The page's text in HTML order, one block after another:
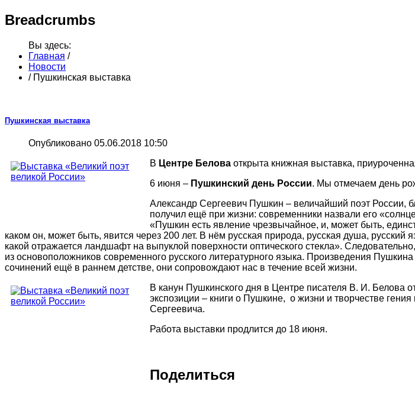
Breadcrumbs
Вы здесь:
Главная /
Новости
/ Пушкинская выставка
Пушкинская выставка
Опубликовано 05.06.2018 10:50
В Центре Белова открыта книжная выставка,
6 июня – Пушкинский день России. Мы отмечаем день
Александр Сергеевич Пушкин – величайший поэт России,
получил ещё при жизни: современники назвали его
«Пушкин есть явление чрезвычайное, и, может быть,
каком он, может быть, явится через 200 лет. В нём русская природа, русская душа, русский
какой отражается ландшафт на выпуклой поверхности оптического стекла».
из основоположников современного русского литературного языка. Произведения
сочинений ещё в раннем детстве, они сопровождают нас в течение всей жизни.
В канун Пушкинского дня в Центре писателя В. И. Белова
экспозиции – книги о Пушкине, о жизни и творчестве
Сергеевича.
Работа выставки продлится до 18 июня.
Поделиться